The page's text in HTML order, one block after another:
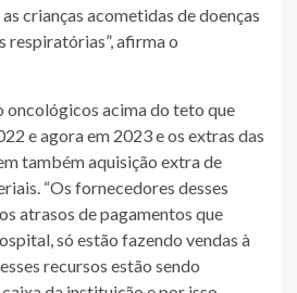
crianças acometidas de doenças
respiratórias”, afirma o
oncológicos acima do teto que
e agora em 2023 e os extras das
também aquisição extra de
“Os fornecedores desses
atrasos de pagamentos que
só estão fazendo vendas à
recursos estão sendo